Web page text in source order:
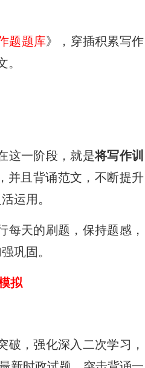
题题库》，穿插积累写作
这一阶段，就是将写作训
并且背诵范文，不断提升
运用。
每天的刷题，保持题感，
巩固。
拟
破，强化深入二次学习，